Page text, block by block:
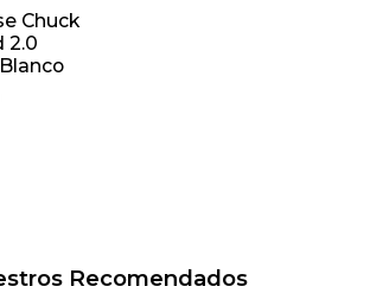
Chuck
2.0
Recomendados